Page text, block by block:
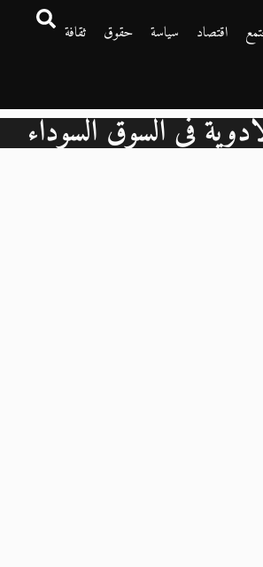
اقتصاد سياسة حقوق
ثقافة
في السوق السوداء